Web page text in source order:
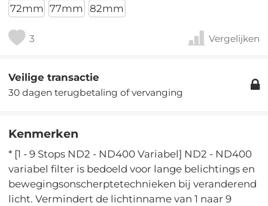
72mm 77mm 82mm
3 Vergelijken
Veilige transactie
30 dagen terugbetaling of vervanging
Kenmerken
* [1 - 9 Stops ND2 - ND400 Variabel] ND2 - ND400
variabel filter is bedoeld voor lange belichtings en
bewegingsonscherptetechnieken bij veranderend
licht. Vermindert de lichtinname van 1 naar 9